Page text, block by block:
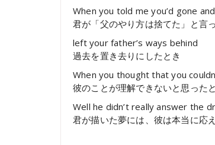
When you told me you’d gone and
君が「父のやり方は捨てた」と言
left your father’s ways behind
過去を置き去りにしたとき
When you thought that you
彼のことが理解できないと思った
Well he didn’t really answer the
君が描いた夢には、彼は本当に応